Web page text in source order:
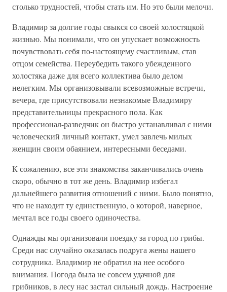
столько трудностей, чтобы стать им. Но это были мелочи.
Владимир за долгие годы свыкся со своей холостяцкой
жизнью. Мы понимали, что он упускает возможность
почувствовать себя по-настоящему счастливым, став
отцом семейства. Переубедить такого убежденного
холостяка даже для всего коллектива было делом
нелегким. Мы организовывали всевозможные встречи,
вечера, где присутствовали незнакомые Владимиру
представительницы прекрасного пола. Как
профессионал-разведчик он быстро устанавливал с ними
человеческий личный контакт, умел завлечь милых
женщин своим обаянием, интересными беседами.
К сожалению, все эти знакомства заканчивались очень
скоро, обычно в тот же день. Владимир избегал
дальнейшего развития отношений с ними. Было понятно,
что не находит ту единственную, о которой, наверное,
мечтал все годы своего одиночества.
Однажды мы организовали поездку за город по грибы.
Среди нас случайно оказалась подруга жены нашего
сотрудника. Владимир не обратил на нее особого
внимания. Погода была не совсем удачной для
грибников, в лесу нас застал сильный дождь. Настроение